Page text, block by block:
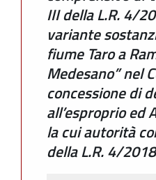
III della L.R. 4/
variante
fiume Taro a
Medesano” nel
concessione di
all’esproprio
la cui autorità
della L.R. 4/2018